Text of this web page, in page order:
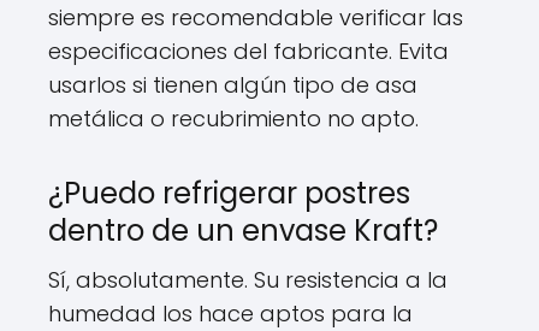
siempre es recomendable verificar las
especificaciones del fabricante. Evita
usarlos si tienen algún tipo de asa
metálica o recubrimiento no apto.
¿Puedo refrigerar postres
dentro de un envase Kraft?
Sí, absolutamente. Su resistencia a la
humedad los hace aptos para la